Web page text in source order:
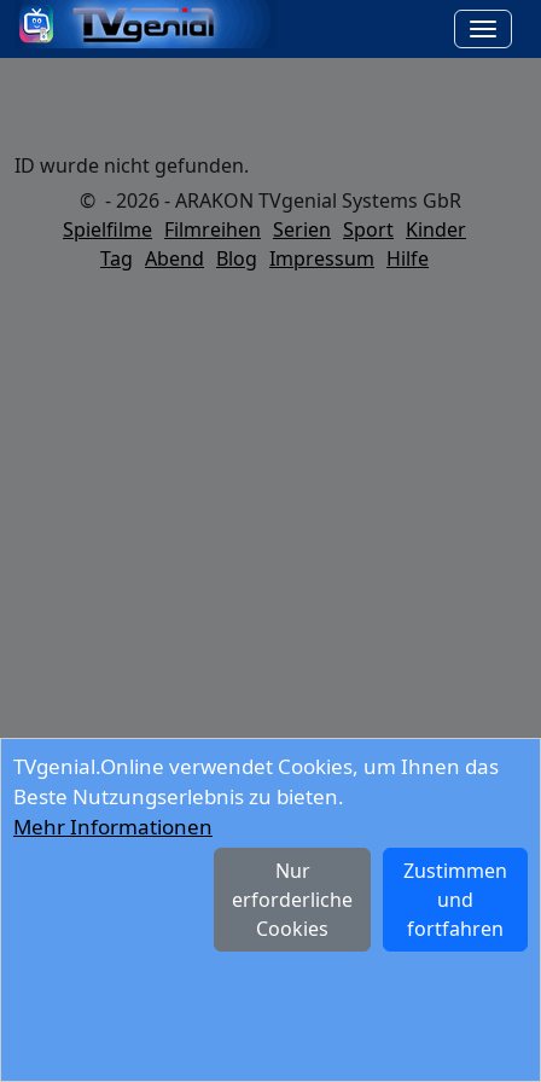
TVgenial.Online verwendet Cookies, um Ihnen das
Beste Nutzungserlebnis zu bieten.
Mehr Informationen
Zustimmen
und
fortfahren
Nur
erforderliche
Cookies
ID wurde nicht gefunden.
© - 2026 - ARAKON TVgenial Systems GbR
Spielfilme Filmreihen Serien Sport Kinder
Tag Abend Blog Impressum Hilfe